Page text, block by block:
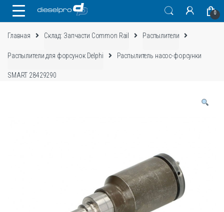
0
Главная Склад: Запчасти Common Rail Распылители
Распылители для форсунок Delphi Распылитель насос-форсунки
SMART 28429290